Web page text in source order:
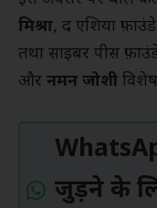
मिश्रा, द एशिया
तथा साइबर पीस
और नमन जोशी
जुड़ने के